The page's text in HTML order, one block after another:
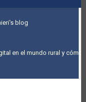
blog
en el mundo rural y cómo